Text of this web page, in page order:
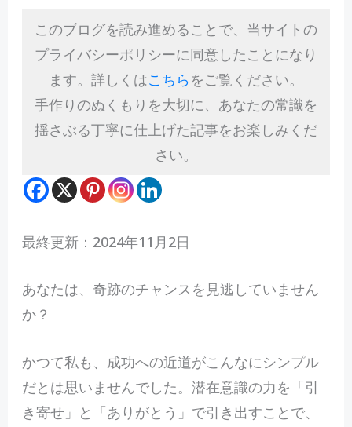
このブログを読み進めることで、当サイトの
プライバシーポリシーに同意したことになり
ます。詳しくはこちら をご覧ください。
手作りのぬくもりを大切に、あなたの常識を
揺さぶる丁寧に仕上げた記事をお楽しみくだ
さい。
最終更新：2024年11月2日
あなたは、奇跡のチャンスを見逃していません
か？
かつて私も、成功への近道がこんなにシンプル
だとは思いませんでした。潜在意識の力を「引
き寄せ」と「ありがとう」で引き出すことで、